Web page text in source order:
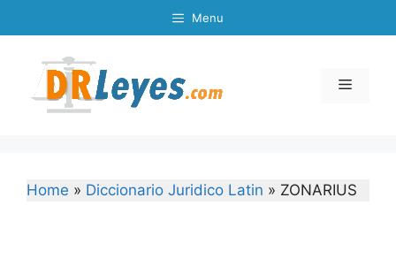
to
Menu
Menu
Home » Diccionario Juridico Latin » ZONARIUS